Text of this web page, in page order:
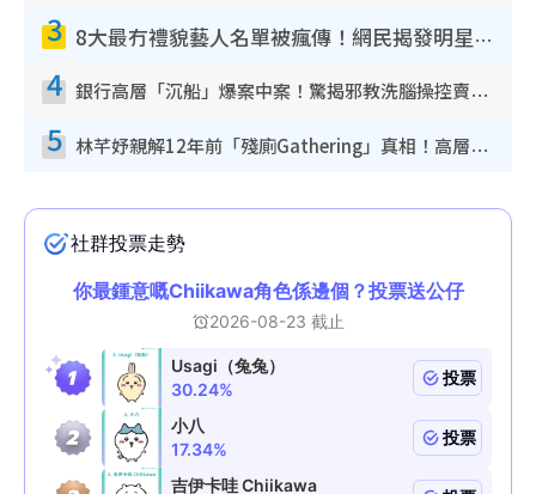
3 8大最冇禮貌藝人名單被瘋傳！網民揭發明星真面目 一致數臭呢位係無品天花板？
4 銀行高層「沉船」爆案中案！驚揭邪教洗腦操控賣淫被吞600萬 幕後黑手講多錯多
5 林芊妤親解12年前「殘廁Gathering」真相！高層解約一句話重創尊嚴至今拒返TVB